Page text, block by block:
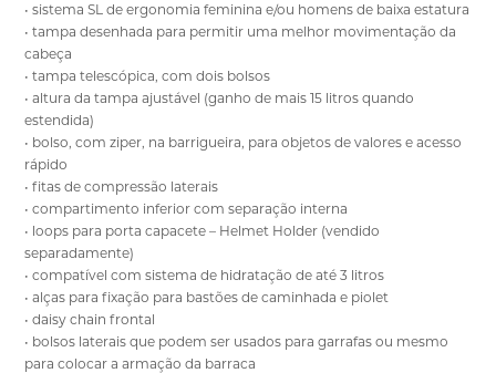
• sistema SL de ergonomia feminina e/ou homens de baixa estatura
• tampa desenhada para permitir uma melhor movimentação da
cabeça
• tampa telescópica, com dois bolsos
• altura da tampa ajustável (ganho de mais 15 litros quando
estendida)
• bolso, com ziper, na barrigueira, para objetos de valores e acesso
rápido
• fitas de compressão laterais
• compartimento inferior com separação interna
• loops para porta capacete – Helmet Holder (vendido
separadamente)
• compatível com sistema de hidratação de até 3 litros
• alças para fixação para bastões de caminhada e piolet
• daisy chain frontal
• bolsos laterais que podem ser usados para garrafas ou mesmo
para colocar a armação da barraca